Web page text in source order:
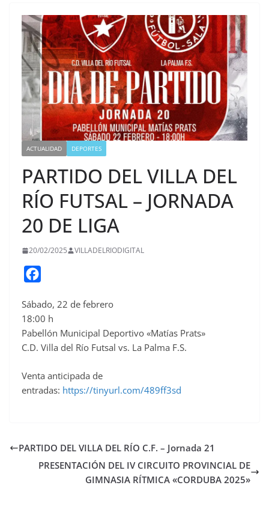
ACTUALIDAD DEPORTES
PARTIDO DEL VILLA DEL
RÍO FUTSAL – JORNADA
20 DE LIGA
20/02/2025 VILLADELRIODIGITAL
c
e
b
o
k
Sábado, 22 de febrero
18:00 h
Pabellón Municipal Deportivo «Matías Prats»
C.D. Villa del Río Futsal vs. La Palma F.S.
Venta anticipada de
entradas: https://tinyurl.com/489ff3sd
PARTIDO DEL VILLA DEL RÍO C.F. – Jornada 21
PRESENTACIÓN DEL IV CIRCUITO PROVINCIAL DE
GIMNASIA RÍTMICA «CORDUBA 2025»